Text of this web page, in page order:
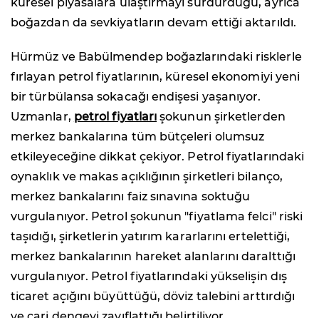
boğazdan da sevkiyatların devam ettiği aktarıldı.
Hürmüz ve Babülmendep boğazlarındaki risklerle
fırlayan petrol fiyatlarının, küresel ekonomiyi yeni
bir türbülansa sokacağı endişesi yaşanıyor.
Uzmanlar, petrol fiyatları şokunun şirketlerden
merkez bankalarına tüm bütçeleri olumsuz
etkileyeceğine dikkat çekiyor. Petrol fiyatlarındaki
oynaklık ve makas açıklığının şirketleri bilanço,
merkez bankalarını faiz sınavına soktuğu
vurgulanıyor. Petrol şokunun "fiyatlama felci" riski
taşıdığı, şirketlerin yatırım kararlarını ertelettiği,
merkez bankalarının hareket alanlarını daralttığı
vurgulanıyor. Petrol fiyatlarındaki yükselişin dış
ticaret açığını büyüttüğü, döviz talebini arttırdığı